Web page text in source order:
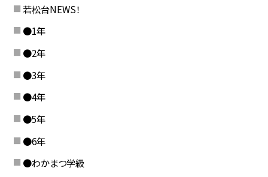
若松台NEWS！
●1年
●2年
●3年
●4年
●5年
●6年
●わかまつ学級